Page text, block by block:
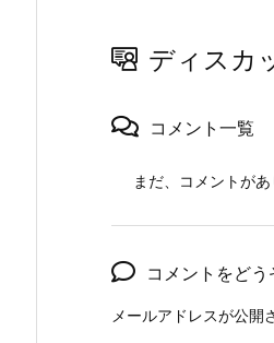
ディスカ
コメント一覧
まだ、コメントが
コメントをどう
メールアドレスが公開